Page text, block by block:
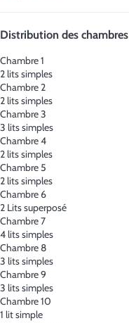
Distribution des chambres
Chambre 1
2 lits simples
Chambre 2
2 lits simples
Chambre 3
3 lits simples
Chambre 4
2 lits simples
Chambre 5
2 lits simples
Chambre 6
2 Lits superposé
Chambre 7
4 lits simples
Chambre 8
3 lits simples
Chambre 9
3 lits simples
Chambre 10
1 lit simple